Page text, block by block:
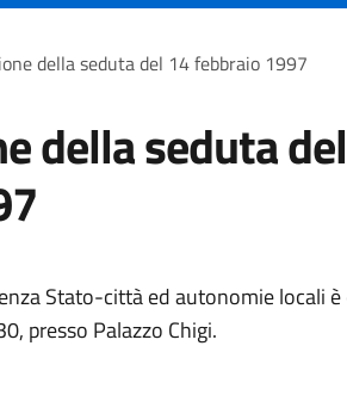
della seduta del 14 febbraio 1997
della seduta
Stato-città ed autonomie locali
presso Palazzo Chigi.